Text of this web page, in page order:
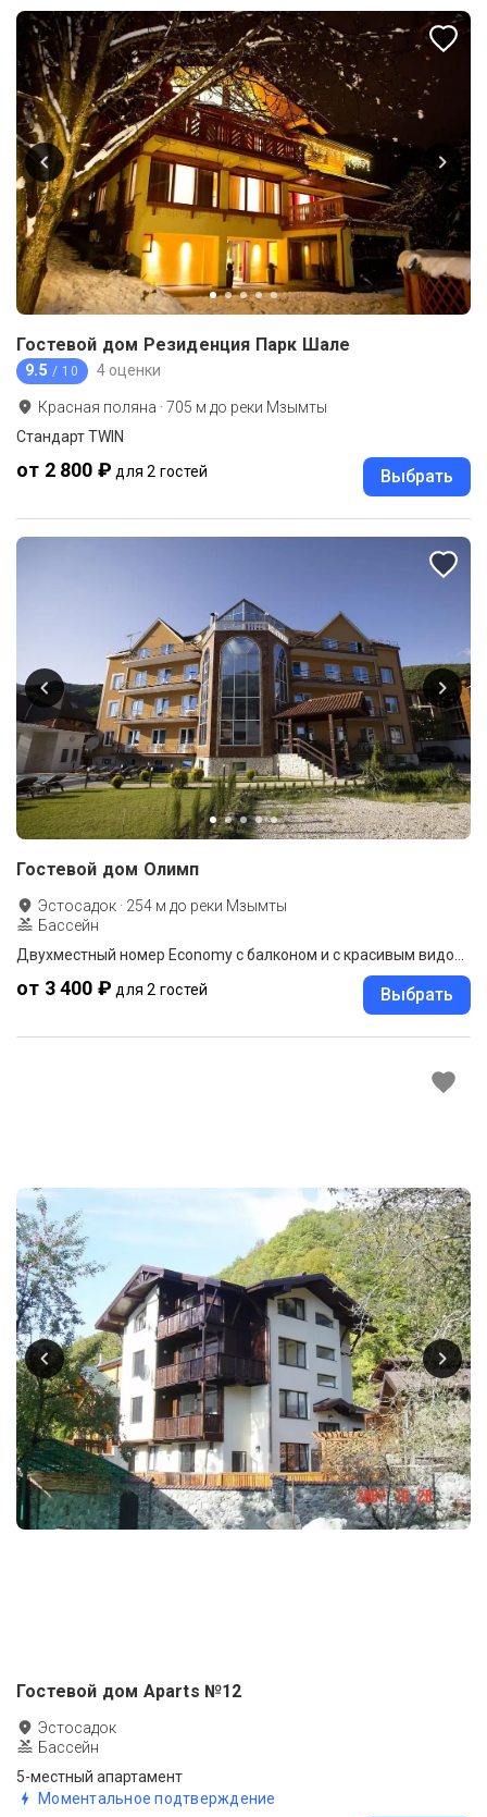
Гостевой дом Резиденция Парк Шале
9.5 / 10 4 оценки
Красная поляна ·705 м до реки Мзымты
Стандарт TWIN
от 2 800 ₽ для 2 гостей Выбрать
Гостевой дом Олимп
Эстосадок · 254 м до реки Мзымты
Бассейн
Двухместный номер Economy с балконом и с красивым видом из окна 2 отдельные кровати
от 3 400 ₽ для 2 гостей Выбрать
Гостевой дом Aparts №12
Эстосадок
Бассейн
5-местный апартамент
Моментальное подтверждение